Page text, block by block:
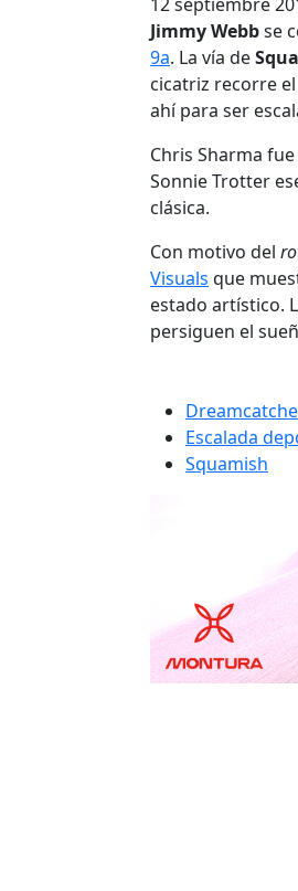
Jimmy Webbse
9a. La vía de
cicatriz recorre
ahí para ser
Chris Sharma
Sonnie Trotter
clásica.
Con motivo del
Visuals que
estado artístico.
persiguen el
Escalada
Squamish